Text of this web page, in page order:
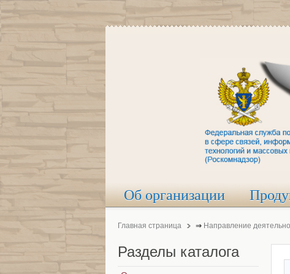
Об организации
Главная страница ⇒ Направление
Разделы каталога